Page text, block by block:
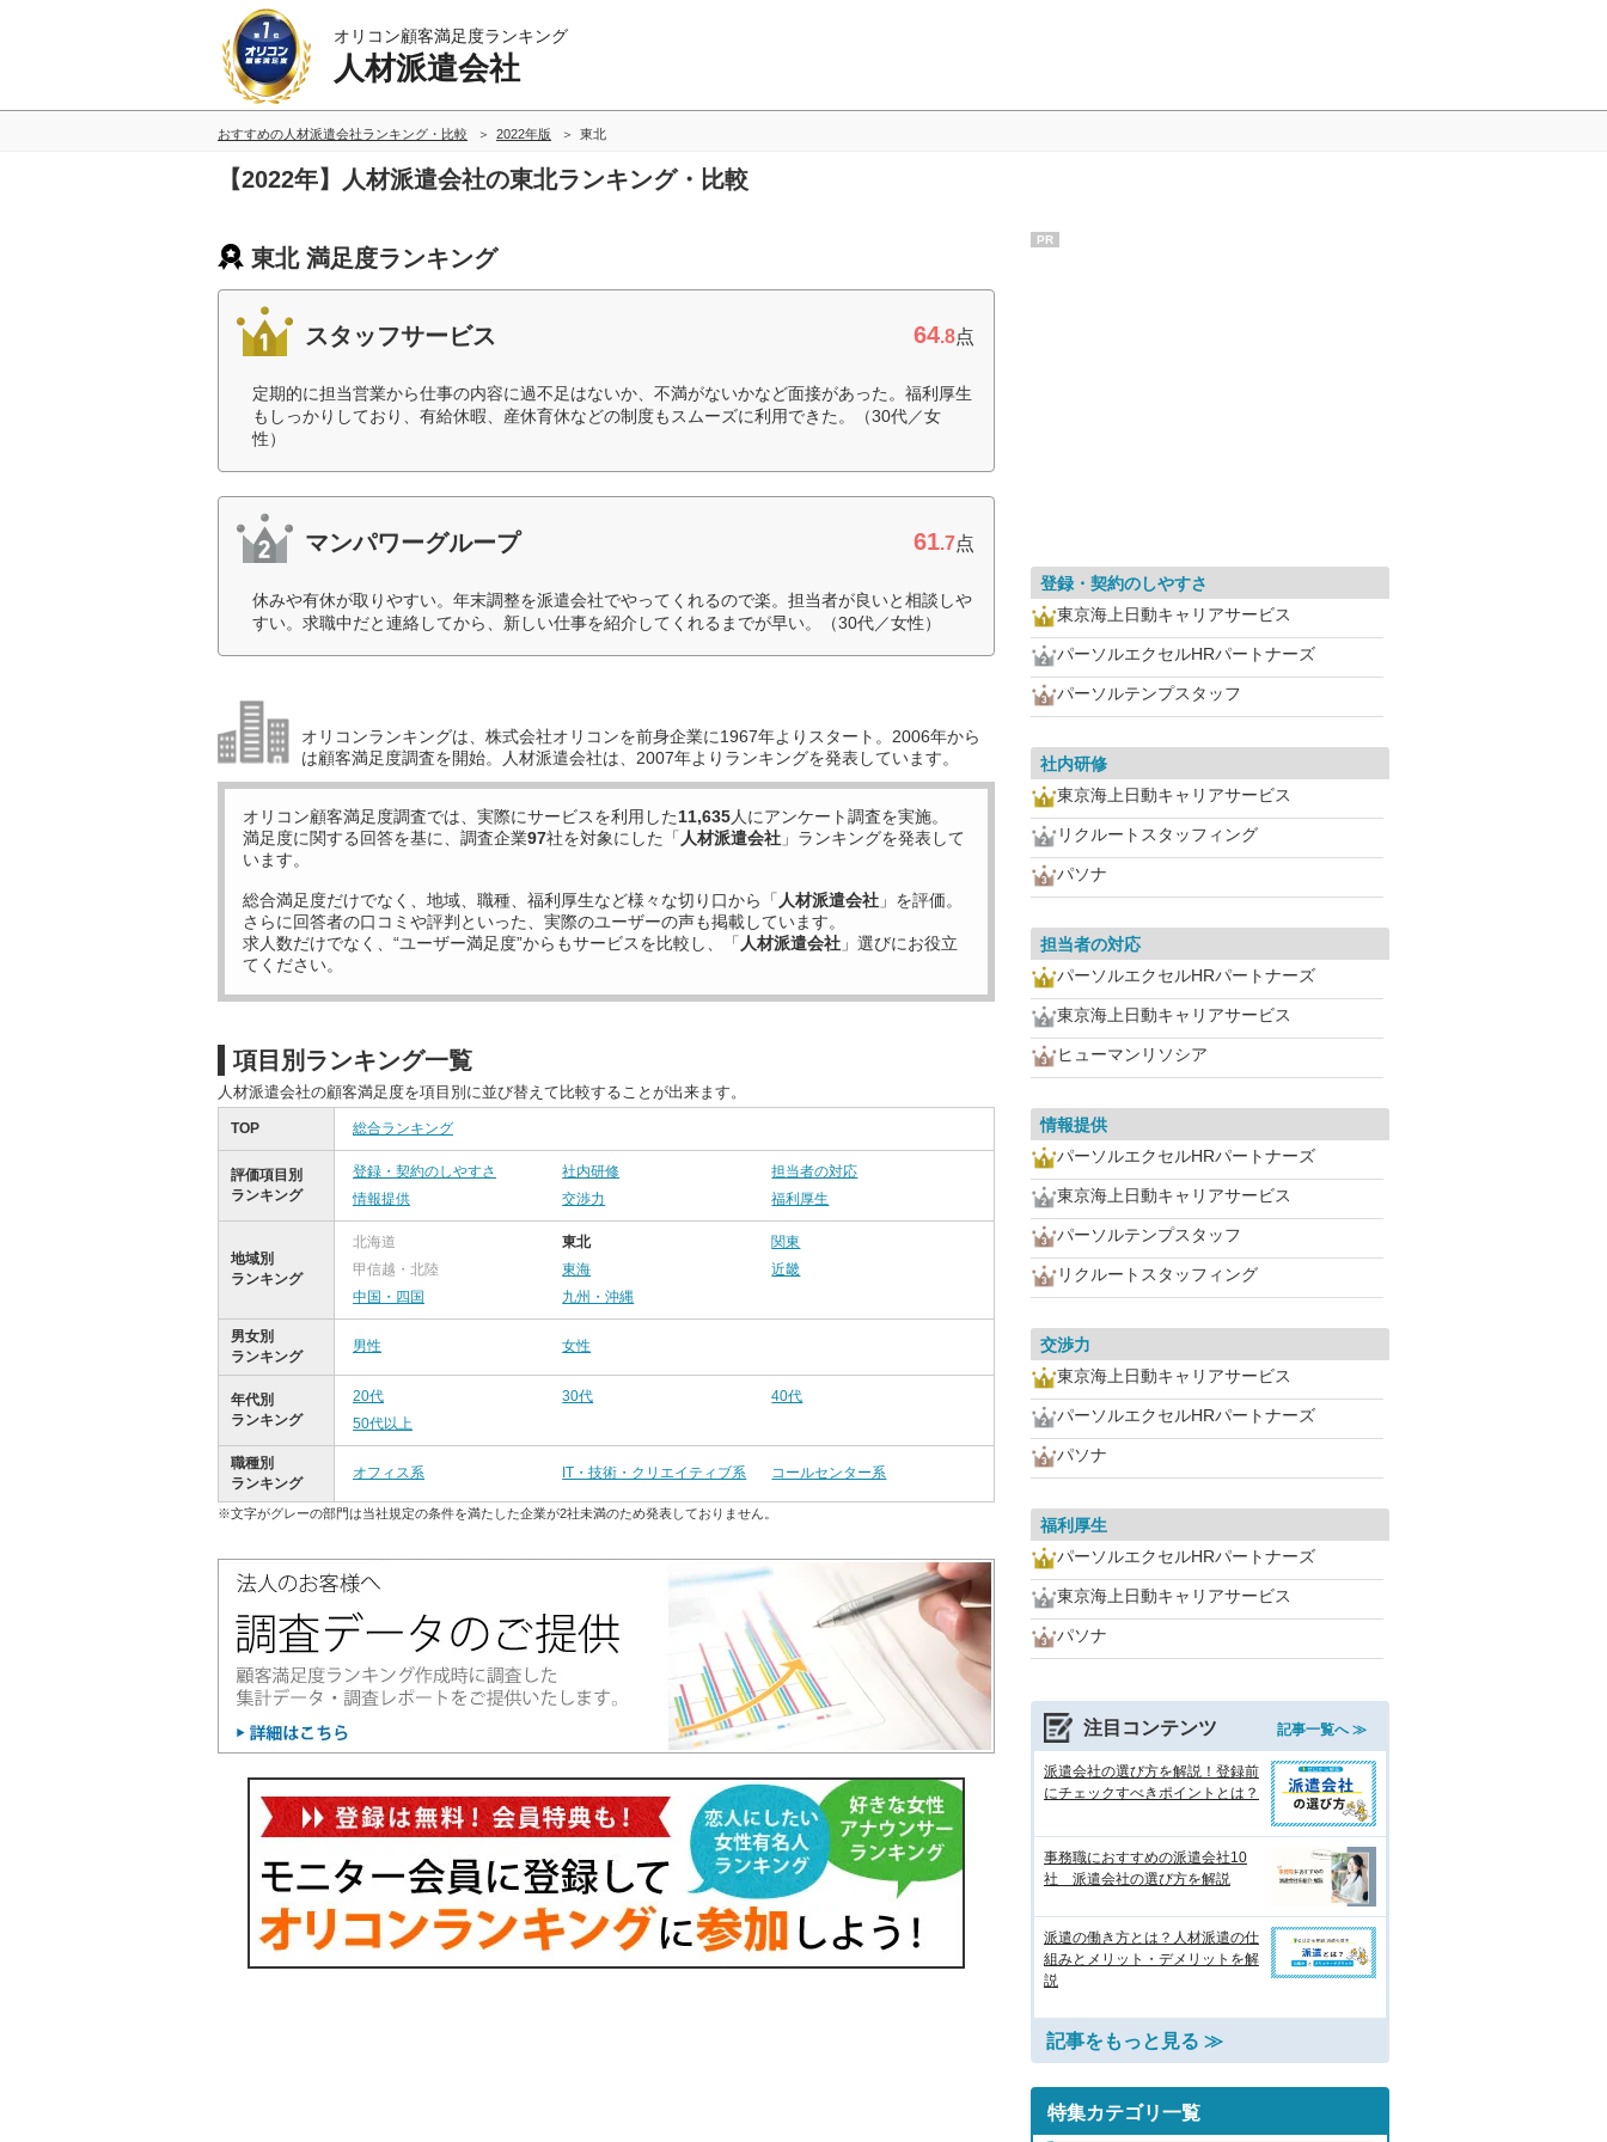
オリコン顧客満足度ランキング
人材派遣会社
おすすめの人材派遣会社ランキング・比較 2022年版 東北
【2022年】人材派遣会社の東北ランキング・比較
東北 満足度ランキング
スタッフサービス 64.8点
定期的に担当営業から仕事の内容に過不足はないか、不満がないかなど面接があった。福利厚生
もしっかりしており、有給休暇、産休育休などの制度もスムーズに利用できた。（30代／女
性）
マンパワーグループ 61.7点
休みや有休が取りやすい。年末調整を派遣会社でやってくれるので楽。担当者が良いと相談しや
すい。求職中だと連絡してから、新しい仕事を紹介してくれるまでが早い。（30代／女性）
オリコンランキングは、株式会社オリコンを前身企業に1967年よりスタート。2006年から
は顧客満足度調査を開始。人材派遣会社は、2007年よりランキングを発表しています。
オリコン顧客満足度調査では、実際にサービスを利用した11,635人にアンケート調査を実施。
満足度に関する回答を基に、調査企業97社を対象にした「 人材派遣会社 」ランキングを発表して
います。
総合満足度だけでなく、地域、職種、福利厚生など様々な切り口から「 人材派遣会社 」を評価。
さらに回答者の口コミや評判といった、実際のユーザーの声も掲載しています。
求人数だけでなく、“ユーザー満足度”からもサービスを比較し、「 人材派遣会社 」選びにお役立
てください。
項目別ランキング一覧
人材派遣会社の顧客満足度を項目別に並び替えて比較することが出来ます。
TOP 総合ランキング
評価項目別
ランキング
登録・契約のしやすさ 社内研修
担当者の対応
情報提供
交渉力 福利厚生
地域別
ランキング
北海道 東北
関東
甲信越・北陸
東海
近畿
中国・四国
九州・沖縄
男女別
ランキング
男性 女性
年代別
ランキング
20代 30代
40代
50代以上
職種別
ランキング
オフィス系 IT・技術・クリエイティブ系 コールセンター系
※文字がグレーの部門は当社規定の条件を満たした企業が2社未満のため発表しておりません。
PR
登録・契約のしやすさ
東京海上日動キャリアサービス
パーソルエクセルHRパートナーズ
パーソルテンプスタッフ
社内研修
東京海上日動キャリアサービス
リクルートスタッフィング
パソナ
担当者の対応
パーソルエクセルHRパートナーズ
東京海上日動キャリアサービス
ヒューマンリソシア
情報提供
パーソルエクセルHRパートナーズ
東京海上日動キャリアサービス
パーソルテンプスタッフ
リクルートスタッフィング
交渉力
東京海上日動キャリアサービス
パーソルエクセルHRパートナーズ
パソナ
福利厚生
パーソルエクセルHRパートナーズ
東京海上日動キャリアサービス
パソナ
注目コンテンツ 記事一覧へ ≫
派遣会社の選び方を解説！登録前
にチェックすべきポイントとは？
事務職におすすめの派遣会社10
社 派遣会社の選び方を解説
派遣の働き方とは？人材派遣の仕
組みとメリット・デメリットを解
説
記事をもっと見る ≫
特集カテゴリ一覧